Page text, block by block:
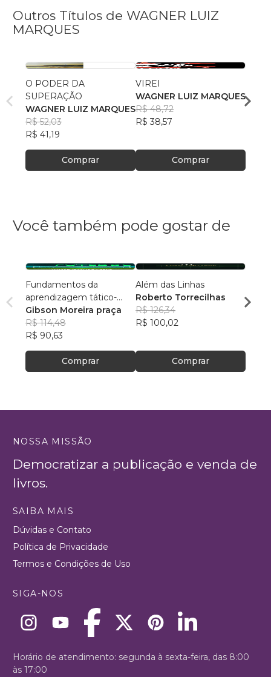
Outros Títulos de WAGNER LUIZ
MARQUES
O PODER DA
SUPERAÇÃO
WAGNER LUIZ MARQUES
R$ 52,03
R$ 41,19
Comprar
VIREI
WAGNER LUIZ MARQUES
R$ 48,72
R$ 38,57
Comprar
Você também pode gostar de
Fundamentos da
aprendizagem tático-
técnica individual no
futebol
Gibson Moreira praça
R$ 114,48
R$ 90,63
Comprar
Além das Linhas
Roberto Torrecilhas
R$ 126,34
R$ 100,02
Comprar
R$
NOSSA MISSÃO
Democratizar a publicação e venda de
livros.
SAIBA MAIS
Dúvidas e Contato
Política de Privacidade
Termos e Condições de Uso
SIGA-NOS
Horário de atendimento: segunda à sexta-feira, das 8:00
às 17:00